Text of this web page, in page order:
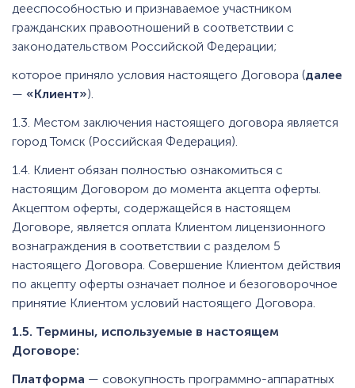
дееспособностью и признаваемое участником
гражданских правоотношений в соответствии с
законодательством Российской Федерации;
которое приняло условия настоящего Договора (далее
— «Клиент»).
1.3. Местом заключения настоящего договора является
город Томск (Российская Федерация).
1.4. Клиент обязан полностью ознакомиться с
настоящим Договором до момента акцепта оферты.
Акцептом оферты, содержащейся в настоящем
Договоре, является оплата Клиентом лицензионного
вознаграждения в соответствии с разделом 5
настоящего Договора. Совершение Клиентом действия
по акцепту оферты означает полное и безоговорочное
принятие Клиентом условий настоящего Договора.
1.5. Термины, используемые в настоящем
Договоре:
Платформа — совокупность программно-аппаратных